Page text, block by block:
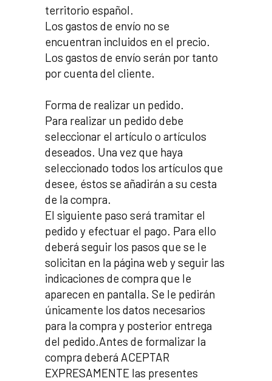
territorio español.
Los gastos de envío no se
encuentran incluidos en el precio.
Los gastos de envío serán por tanto
por cuenta del cliente.
Forma de realizar un pedido.
Para realizar un pedido debe
seleccionar el artículo o artículos
deseados. Una vez que haya
seleccionado todos los artículos que
desee, éstos se añadirán a su cesta
de la compra.
El siguiente paso será tramitar el
pedido y efectuar el pago. Para ello
deberá seguir los pasos que se le
solicitan en la página web y seguir las
indicaciones de compra que le
aparecen en pantalla. Se le pedirán
únicamente los datos necesarios
para la compra y posterior entrega
del pedido.Antes de formalizar la
compra deberá ACEPTAR
EXPRESAMENTE las presentes